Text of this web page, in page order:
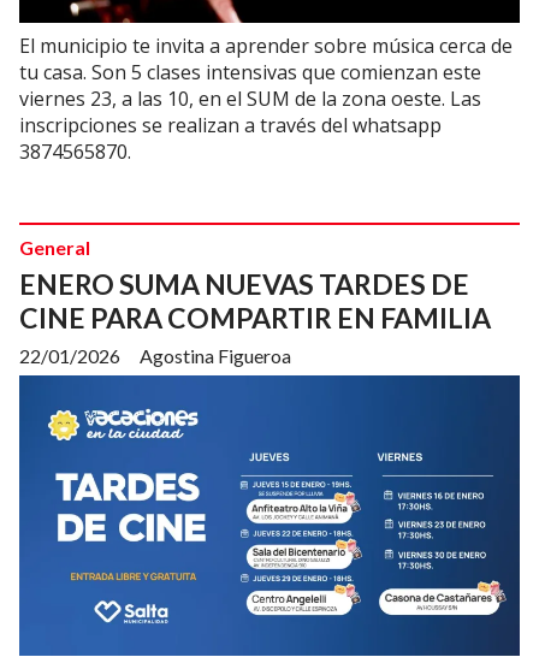
El municipio te invita a aprender sobre música cerca de
tu casa. Son 5 clases intensivas que comienzan este
viernes 23, a las 10, en el SUM de la zona oeste. Las
inscripciones se realizan a través del whatsapp
3874565870.
ENERO SUMA NUEVAS TARDES DE
CINE PARA COMPARTIR EN FAMILIA
Agostina Figueroa
General
22/01/2026